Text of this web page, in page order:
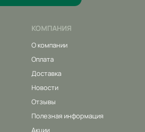
КОМПАНИЯ
О компании
Оплата
Доставка
Новости
Отзывы
Полезная информация
Акции